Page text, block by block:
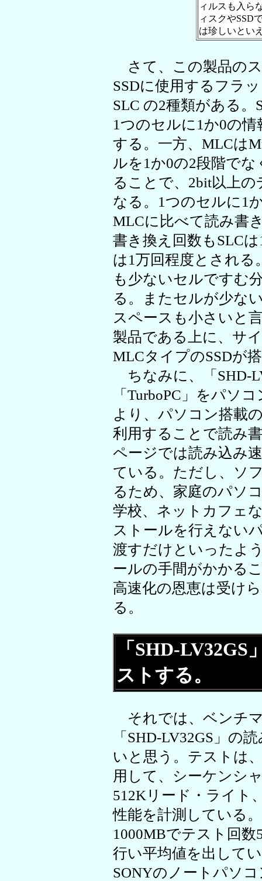
ィルスも入ら
ィスクやSSD
は珍しいとい
さて、この製品の
SSDに使用するフラ
SLC の2種類がある。
1つのセルに1か0の
する。一方、MLCは
ルを1か0の2段階で
ることで、2bit以上
なる。1つのセルに1
MLCに比べて読み書
書き換え回数もSLC
は1万回程度とされ
も少ないセルですむ
る。またセルが少な
スペースも小さいと
製品である上に、サ
MLCタイプのSSDが
ちなみに、「SHD-
「TurboPC」をパソ
より、パソコン搭載
利用することで読み
ページでは読み込み
ている。ただし、ソ
るため、家庭のパソ
学校、ネットカフェ
ストールを行えない
渡すだけといったよ
ールの手間がかかる
高速化の恩恵は受け
る。
「SHD-
ストする。
それでは、ベンチ
「SHD-LV32GS」の
いと思う。テストは
用して、シーケンシ
512Kリード・ライト
性能を計測している
1000MBでテスト回
行い平均値を出して
SONYのノートパソコ